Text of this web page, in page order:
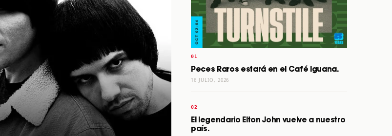
Peces Raros estará en el Café Iguana.
16 JULIO, 2026
El legendario Elton John vuelve a nuestro
país.